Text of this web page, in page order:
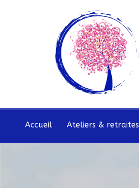
Accueil Ateliers & retraites